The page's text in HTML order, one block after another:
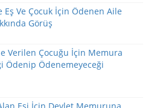
Eş Ve Çocuk İçin Ödenen Aile
Görüş
Verilen Çocuğu İçin Memura
Ödenip Ödenemeyeceği